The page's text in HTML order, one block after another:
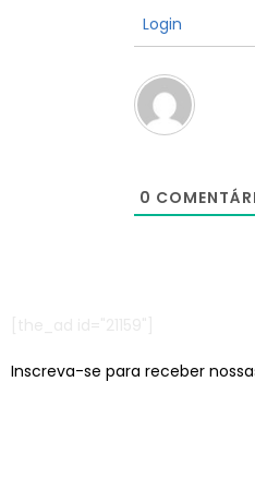
Login
0
Inscreva-se para receber